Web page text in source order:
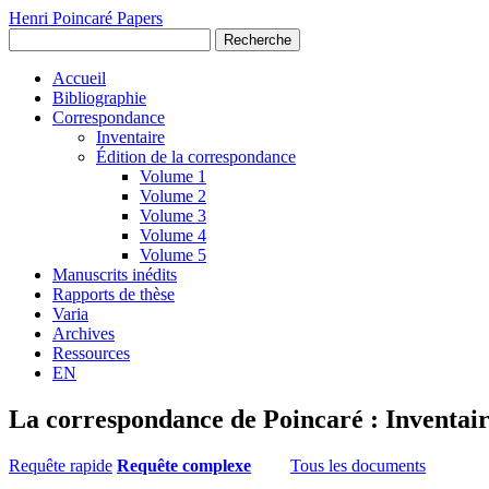
Henri Poincaré Papers
Recherche
Accueil
Bibliographie
Correspondance
Inventaire
Édition de la correspondance
Volume 1
Volume 2
Volume 3
Volume 4
Volume 5
Manuscrits inédits
Rapports de thèse
Varia
Archives
Ressources
EN
La correspondance de Poincaré :
Requête rapide Requête complexe Tous les documents